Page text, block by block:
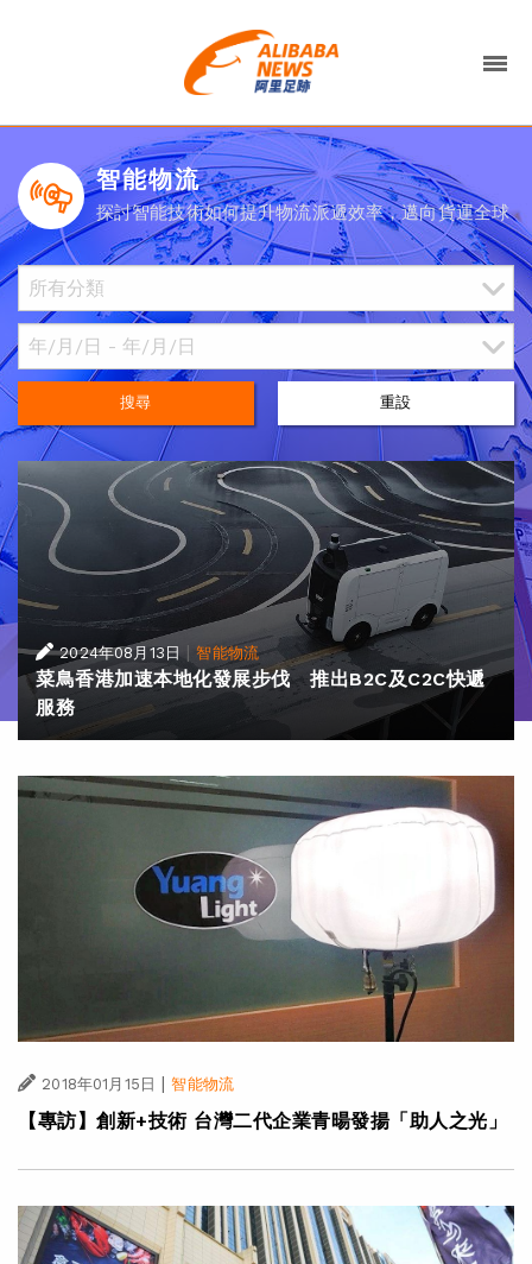
智能物流
探討智能技術如何提升物流派遞效率，邁向貨運全球
搜尋 重設
2024年08月13日 |智能物流
菜鳥香港加速本地化發展步伐 推出B2C及C2C快遞
服務
2018年01月15日 | 智能物流
【專訪】創新+技術 台灣二代企業青暘發揚「助人之光」